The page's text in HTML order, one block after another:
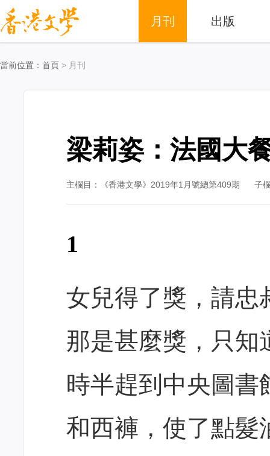
月刊 出版
當前位置： 首頁 > 月刊
梁莉姿：法國大
主欄目：《香港文學》2019年1月號總第409期 子
1
女兒得了獎，請忠
那是甚麼獎，只知
時半趕到中央圖書
和西褲，使了點